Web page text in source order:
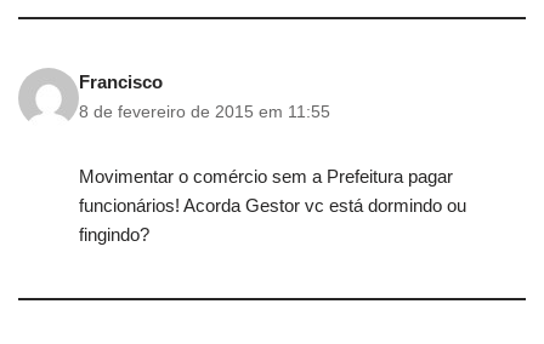
Francisco
8 de fevereiro de 2015 em 11:55
Movimentar o comércio sem a Prefeitura pagar
funcionários! Acorda Gestor vc está dormindo ou
fingindo?